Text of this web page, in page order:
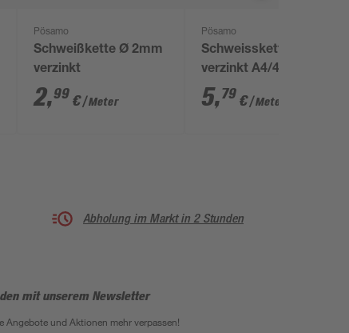
Pösamo
Schweißkette Ø 2mm
verzinkt
2,99 €/ Meter
Pösamo
Schweisskette Stahl
verzinkt A4/4mm
5,79 €/ Meter
Abholung im Markt in 2 Stunden
mit unserem Newsletter
Angebote und Aktionen mehr verpassen!